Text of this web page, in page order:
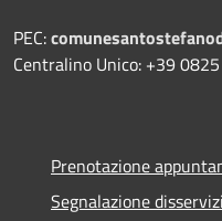
PEC:
Centralino Unico: +39
Prenotazione
Segnalazione